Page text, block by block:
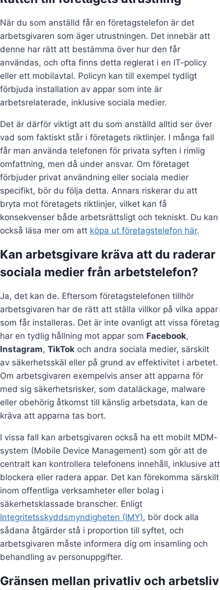
När du som anställd får en företagstelefon är det
arbetsgivaren som äger utrustningen. Det innebär att
denne har rätt att bestämma över hur den får
användas, och ofta finns detta reglerat i en IT-policy
eller ett mobilavtal. Policyn kan till exempel tydligt
förbjuda installation av appar som inte är
arbetsrelaterade, inklusive sociala medier.
Det är därför viktigt att du som anställd alltid ser över
vad som faktiskt står i företagets riktlinjer. I många fall
får man använda telefonen för privata syften i rimlig
omfattning, men då under ansvar. Om företaget
förbjuder privat användning eller sociala medier
specifikt, bör du följa detta. Annars riskerar du att
bryta mot företagets riktlinjer, vilket kan få
konsekvenser både arbetsrättsligt och tekniskt. Du kan
också läsa mer om att köpa ut företagstelefon här.
Kan arbetsgivare kräva att du raderar
sociala medier från arbetstelefon?
Ja, det kan de. Eftersom företagstelefonen tillhör
arbetsgivaren har de rätt att ställa villkor på vilka appar
som får installeras. Det är inte ovanligt att vissa företag
har en tydlig hållning mot appar som Facebook,
Instagram, TikTok och andra sociala medier, särskilt
av säkerhetsskäl eller på grund av effektivitet i arbetet.
Om arbetsgivaren exempelvis anser att apparna för
med sig säkerhetsrisker, som dataläckage, malware
eller obehörig åtkomst till känslig arbetsdata, kan de
kräva att apparna tas bort.
I vissa fall kan arbetsgivaren också ha ett mobilt MDM-
system (Mobile Device Management) som gör att de
centralt kan kontrollera telefonens innehåll, inklusive att
blockera eller radera appar. Det kan förekomma särskilt
inom offentliga verksamheter eller bolag i
säkerhetsklassade branscher. Enligt
Integritetsskyddsmyndigheten (IMY), bör dock alla
sådana åtgärder stå i proportion till syftet, och
arbetsgivaren måste informera dig om insamling och
behandling av personuppgifter.
Gränsen mellan privatliv och arbetsliv